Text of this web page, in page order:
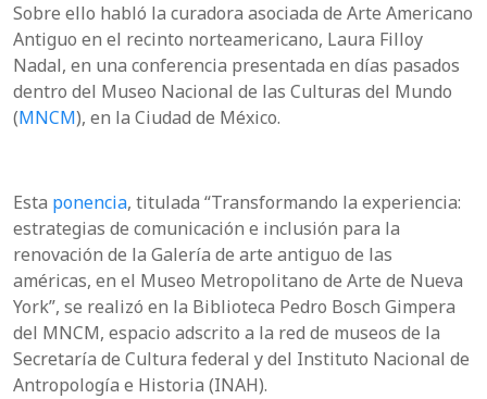
Sobre ello habló la curadora asociada de Arte Americano
Antiguo en el recinto norteamericano, Laura Filloy
Nadal, en una conferencia presentada en días pasados
dentro del Museo Nacional de las Culturas del Mundo
(MNCM), en la Ciudad de México.
Esta ponencia, titulada “Transformando la experiencia:
estrategias de comunicación e inclusión para la
renovación de la Galería de arte antiguo de las
américas, en el Museo Metropolitano de Arte de Nueva
York”, se realizó en la Biblioteca Pedro Bosch Gimpera
del MNCM, espacio adscrito a la red de museos de la
Secretaría de Cultura federal y del Instituto Nacional de
Antropología e Historia (INAH).